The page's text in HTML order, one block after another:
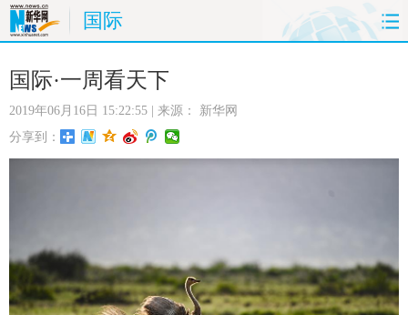
国际
首页 时政
娱乐 体育
时尚 思客 地方 法治
科技
图片 视频 彩票 食品
国际·一周看天下
2019年06月16日 15:22:55 | 来源： 新华网
分享到：